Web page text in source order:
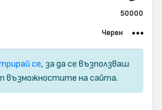
50000
Черен
се, за да се възползваш
възможностите на сайта.